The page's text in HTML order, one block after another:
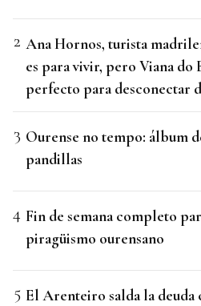
Ana Hornos, turista
es para vivir, pero Viana do
perfecto para desconectar
Ourense no tempo: álbum
pandillas
Fin de semana completo
piragüismo ourensano
El Arenteiro salda la deuda